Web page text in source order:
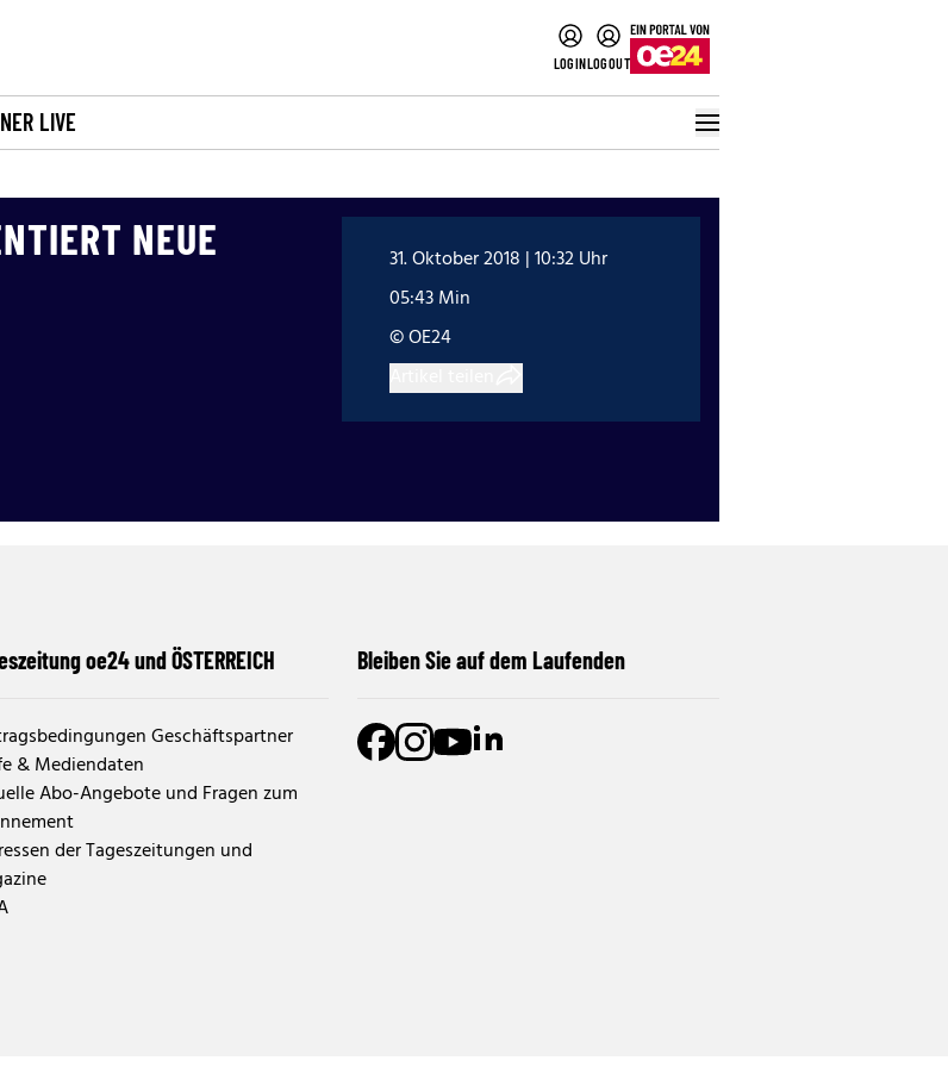
LOGINLOGOUT
LIVE
NEUE
31. Oktober 2018 | 10:32 Uhr
05:43 Min
© OE24
oe24 und ÖSTERREICH
Geschäftspartner
& Mediendaten
Abo-Angebote und Fragen zum
der Tageszeitungen und
Bleiben Sie auf dem Laufenden